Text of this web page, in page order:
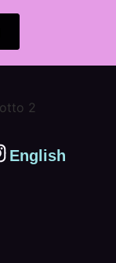
English